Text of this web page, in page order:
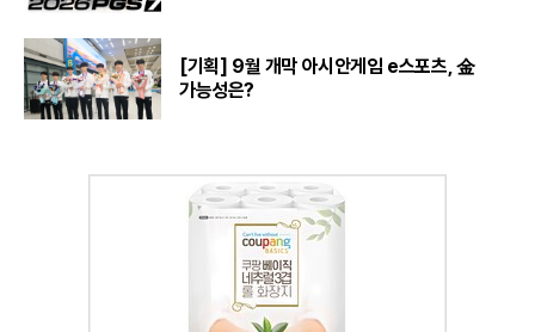
[기획] 9월 개막 아시안게임 e스포츠, 金
가능성은?